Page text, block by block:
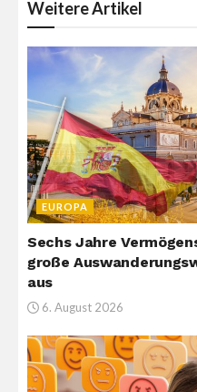
WeitereArtikel
EUROPA
Sechs Jahre
große
aus
6. August 2026